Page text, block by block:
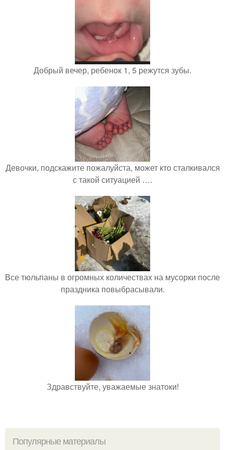
Добрый вечер, ребенок 1, 5 режутся зубы.
Девочки, подскажите пожалуйста, может кто сталкивался
с такой ситуацией ….
Все тюльпаны в огромных количествах на мусорки после
праздника повыбрасывали.
Здравствуйте, уважаемые знатоки!
Популярные материалы